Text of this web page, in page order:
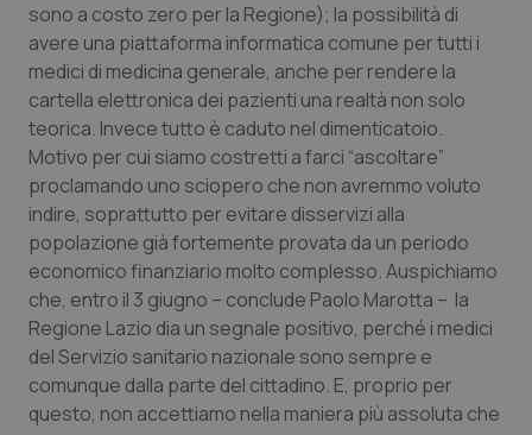
Oncologia & Nutrizione
Psoriasi & pelle
Quotidiano Cardiologia
Quotidiano Chirurgia
Quotidiano Oncologia
Quotidiano Pediatria
Rene & patologie urogenitali
sono a costo zero per la Regione); la possibilità di
avere una piattaforma informatica comune per tutti i
medici di medicina generale, anche per rendere la
cartella elettronica dei pazienti una realtà non solo
teorica. Invece tutto è caduto nel dimenticatoio.
Motivo per cui siamo costretti a farci “ascoltare”
proclamando uno sciopero che non avremmo voluto
indire, soprattutto per evitare disservizi alla
popolazione già fortemente provata da un periodo
economico finanziario molto complesso. Auspichiamo
che, entro il 3 giugno – conclude Paolo Marotta – la
Regione Lazio dia un segnale positivo, perché i medici
del Servizio sanitario nazionale sono sempre e
comunque dalla parte del cittadino. E, proprio per
questo, non accettiamo nella maniera più assoluta che